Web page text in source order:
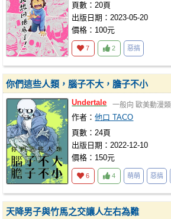
頁數：20頁
出版日期：2023-05-20
價格：100元
7 2 惡搞
你們這些人類，腦子不大，膽子不小
Undertale 一般向 歐美動漫類
作者：他口 TACO
頁數：24頁
出版日期：2022-12-10
價格：150元
6 4 萌萌 惡搞
天降男子與竹馬之交讓人左右為難